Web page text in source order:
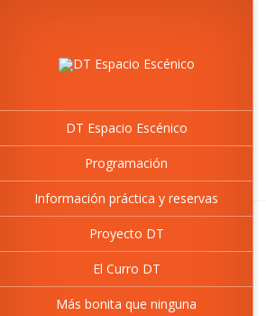
DT Espacio Escénico
Programación
Información práctica y reservas
Proyecto DT
El Curro DT
Más bonita que ninguna